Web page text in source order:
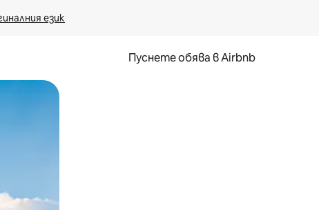
език
Пуснете обява в Airbnb